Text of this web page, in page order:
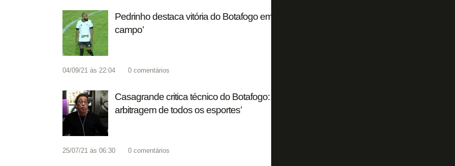
Pedrinho destaca vitória do Botafogo em jogo duro e elogia Chay: ‘Melhor em
campo’
04/09/21 às 22:04 0 comentários
Casagrande critica técnico do Botafogo: ‘Tem que pedir desculpas à
arbitragem de todos os esportes’
25/07/21 às 06:30 0 comentários